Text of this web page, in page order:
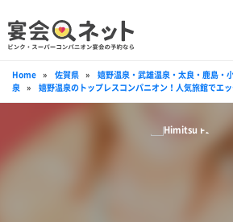
Home » 佐賀県 » 嬉野温泉・武雄温泉・太良・鹿島・
泉 » 嬉野温泉のトップレスコンパニオン！人気旅館でエ